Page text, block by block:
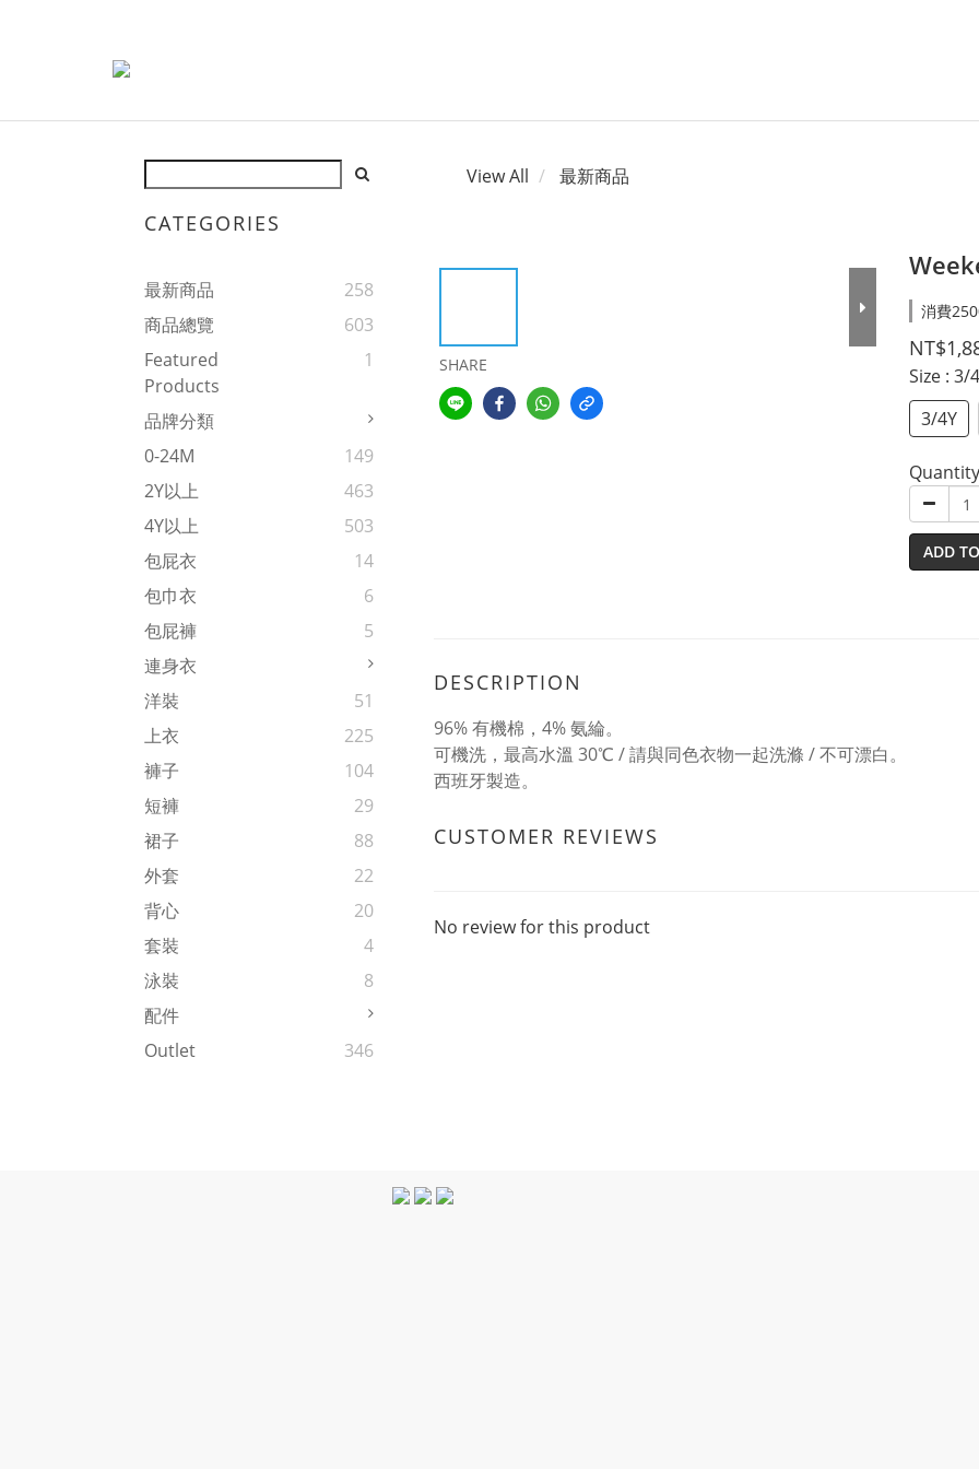
CATEGORIES
最新商品
258
商品總覽
603
Featured
Products
1
品牌分類
0-24M
149
2Y以上
463
4Y以上
503
包屁衣
14
包巾衣
6
包屁褲
5
連身衣
洋裝
51
上衣
225
褲子
104
短褲
29
裙子
88
外套
22
背心
20
套裝
4
泳裝
8
配件
Outlet
346
View All 最新商品
SHARE
消費
Size : 3/
3/4Y
Quantity
ADD
DESCRIPTION
96% 有機棉，4% 氨綸。
可機洗，最高水溫 30℃ / 請與同色衣物一起洗滌 / 不可漂白。
西班牙製造。
CUSTOMER REVIEWS
No review for this product